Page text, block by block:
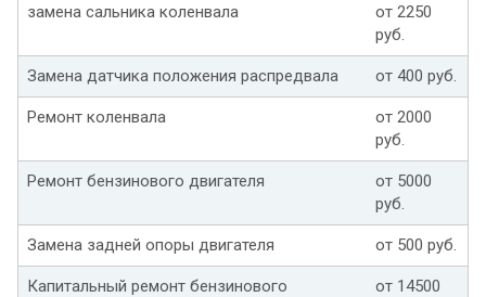
замена сальника коленвала
от 2250
руб.
Замена датчика положения распредвала от 400 руб.
Ремонт коленвала
от 2000
руб.
Ремонт бензинового двигателя
от 5000
руб.
Замена задней опоры двигателя от 500 руб.
Капитальный ремонт бензинового
от 14500